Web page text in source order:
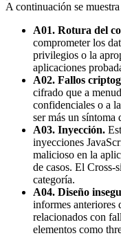
A continuación se
A01. Rotura del
comprometer los
privilegios o la
aplicaciones
A02. Fallos
cifrado que a
confidenciales o a
ser más un síntoma
A03. Inyección.
inyecciones
malicioso en la
de casos. El Cross-
categoría.
A04. Diseño
informes anteriores
relacionados con
elementos como